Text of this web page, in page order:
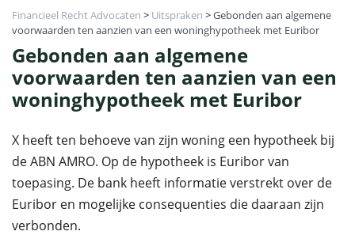
Financieel Recht Advocaten > Uitspraken >Gebonden aan algemene
voorwaarden ten aanzien van een woninghypotheek met Euribor
Gebonden aan algemene
voorwaarden ten aanzien van een
woninghypotheek met Euribor
X heeft ten behoeve van zijn woning een hypotheek bij
de ABN AMRO. Op de hypotheek is Euribor van
toepasing. De bank heeft informatie verstrekt over de
Euribor en mogelijke consequenties die daaraan zijn
verbonden.